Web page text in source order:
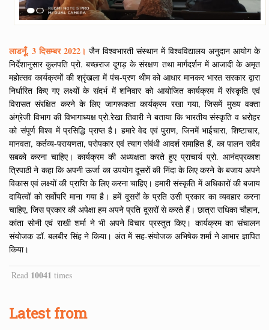
लाडनूँ, 3 दिसम्बर 2022। जैन विश्वभारती संस्थान में विश्वविद्यालय अनुदान आयोग के
निर्देशानुसार कुलपति प्रो. बच्छराज दूगड़ के संरक्षण तथा मार्गदर्शन में आजादी के अमृत
महोत्सव कार्यक्रमों की श्रृंखला में पंच-प्रण थीम को आधार मानकर भारत सरकार द्वारा
निर्धारित किए गए लक्ष्यों के संदर्भ में शनिवार को आयोजित कार्यक्रम में संस्कृति एवं
विरासत संरक्षित करने के लिए जागरूकता कार्यक्रम रखा गया, जिसमें मुख्य वक्ता
अंग्रेजी विभाग की विभागाध्यक्ष प्रो.रेखा तिवारी ने बताया कि भारतीय संस्कृति व धरोहर
को संपूर्ण विश्व में प्रसिद्धि प्राप्त है। हमारे वेद एवं पुराण, जिनमें भाईचारा, शिष्टाचार,
मानवता, कर्तव्य-परायणता, परोपकार एवं त्याग संबंधी आदर्श समाहित हैं, का पालन सदैव
सबको करना चाहिए। कार्यक्रम की अध्यक्षता करते हुए प्राचार्य प्रो. आनंदप्रकाश
त्रिपाठी ने कहा कि अपनी ऊर्जा का उपयोग दूसरों की निंदा के लिए करने के बजाय अपने
विकास एवं लक्ष्यों की प्राप्ति के लिए करना चाहिए। हमारी संस्कृति में अधिकारों की बजाय
दायित्वों को सर्वोपरि माना गया है। हमें दूसरों के प्रति उसी प्रकार का व्यवहार करना
चाहिए, जिस प्रकार की अपेक्षा हम अपने प्रति दूसरों से करते हैं। छात्रा राधिका चौहान,
कांता सोनी एवं राखी शर्मा ने भी अपने विचार प्रस्तुत किए। कार्यक्रम का संचालन
संयोजक डॉ. बलबीर सिंह ने किया। अंत में सह-संयोजक अभिषेक शर्मा ने आभार ज्ञापित
किया।
Read 10041 times
Latest from